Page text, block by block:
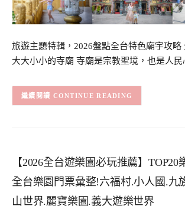
旅遊主題特輯，2026盤點全台特色廟宇攻略
大大小小的寺廟 寺廟是宗教聖境，也是人
CONTINUE READING
【2026全台遊樂園必玩推薦】TOP20
全台樂園門票彙整!六福村.小人國.九
山世界.麗寶樂園.義大遊樂世界